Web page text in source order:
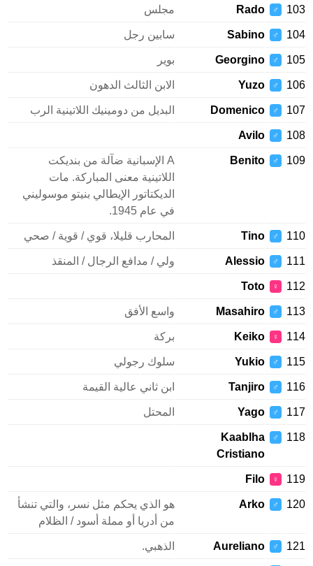
♂
Rado مجلس
♂
Sabino سابين رجل
♂
Georgino
♂
Yuzo الابن الثالث الدهون
♂
Domenico البديل من دومينيك اللاتينية الرب
♂
Avilo
♂
Benito
A الإسبانية ضآلة من بنديكت
اللاتينية معنى المباركة. مات
الديكتاتور الإيطالي بنيتو موسوليني
في عام 1945.
♂
Tino المحارب قليلا، قوي / قوية / صحي
♂
Alessio ولي / مدافع الرجال / المنقذ
♀
Toto
♂
Masahiro واسع الأفق
♀
Keiko بركة
♂
Yukio سلوك رجولي
♂
Tanjiro ابن ثاني عالية القيمة
♂
Yago المحتل
♂
Kaablha
Cristiano
♀
Filo
♂
Arko
هو الذي يحكم مثل نسر، والتي تنشأ
من أدريا أو مملة أسود / الظلام
♂
Aureliano الذهبي.